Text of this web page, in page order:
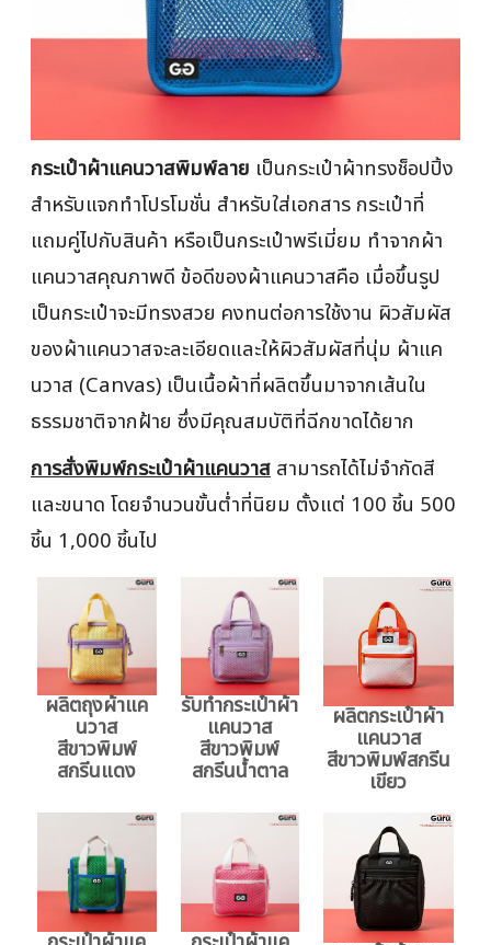
กระเป๋าผ้าแคนวาสพิมพ์ลาย เป็นกระเป๋าผ้าทรงช็อปปิ้ง
สำหรับแจกทำโปรโมชั่น สำหรับใส่เอกสาร กระเป๋าที่
แถมคู่ไปกับสินค้า หรือเป็นกระเป๋าพรีเมี่ยม ทำจากผ้า
แคนวาสคุณภาพดี ข้อดีของผ้าแคนวาสคือ เมื่อขึ้นรูป
เป็นกระเป๋าจะมีทรงสวย คงทนต่อการใช้งาน ผิวสัมผัส
ของผ้าแคนวาสจะละเอียดและให้ผิวสัมผัสที่นุ่ม ผ้าแค
นวาส (Canvas) เป็นเนื้อผ้าที่ผลิตขึ้นมาจากเส้นใน
ธรรมชาติจากฝ้าย ซึ่งมีคุณสมบัติที่ฉีกขาดได้ยาก
การสั่งพิมพ์กระเป๋าผ้าแคนวาส สามารถได้ไม่จำกัดสี
และขนาด โดยจำนวนขั้นต่ำที่นิยม ตั้งแต่ 100 ชิ้น 500
ชิ้น 1,000 ชิ้นไป
ผลิตถุงผ้าแค
นวาส
สีขาวพิมพ์
สกรีนแดง
รับทำกระเป๋าผ้า
แคนวาส
สีขาวพิมพ์
สกรีนน้ำตาล
ผลิตกระเป๋าผ้า
แคนวาส
สีขาวพิมพ์สกรีน
เขียว